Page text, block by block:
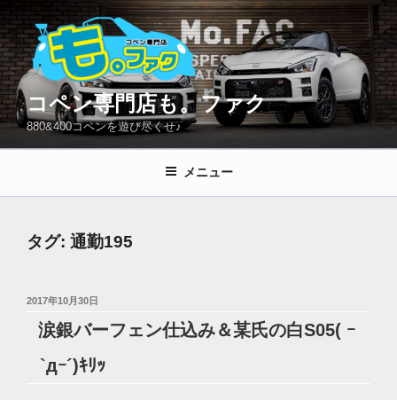
ン
テ
ン
ツ
へ
プ
コペン専門店も。ファク
880&400コペンを遊び尽くせ♪
メニュー
タグ: 通勤195
投
2017年10月30日
涙銀バーフェン仕込み＆某氏の白S05( ｰ
`дｰ´)ｷﾘｯ